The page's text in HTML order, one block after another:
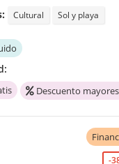
Cultural Sol y playa
Descuento
-